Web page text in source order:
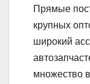
Прямые
крупных
широкий
множество